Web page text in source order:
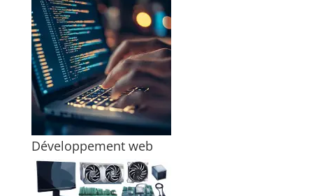
Développement web